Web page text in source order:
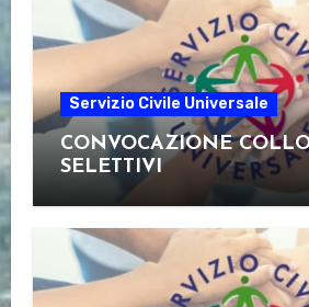
Servizio Civile Universale
CONVOCAZIONE
SELETTIVI